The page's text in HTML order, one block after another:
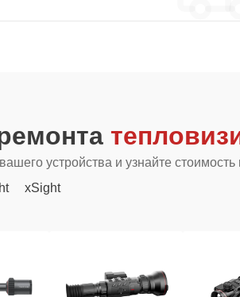
устройства и узнайте стоимость
xSight